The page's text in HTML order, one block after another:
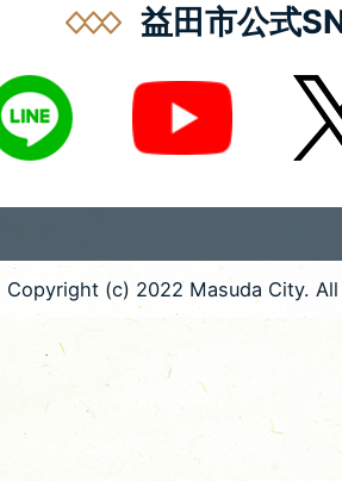
益田市公式
LINE
Youtube X
Copyright (c) 2022 Masuda City.